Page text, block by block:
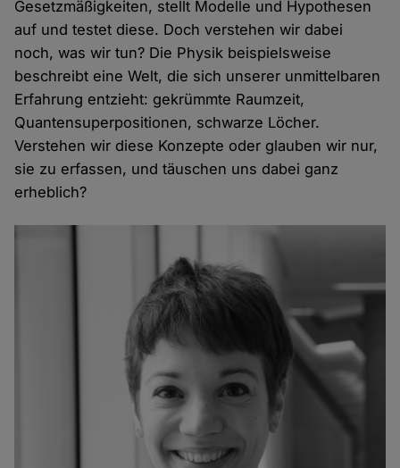
Gesetzmäßigkeiten, stellt Modelle und Hypothesen
auf und testet diese. Doch verstehen wir dabei
noch, was wir tun? Die Physik beispielsweise
beschreibt eine Welt, die sich unserer unmittelbaren
Erfahrung entzieht: gekrümmte Raumzeit,
Quantensuperpositionen, schwarze Löcher.
Verstehen wir diese Konzepte oder glauben wir nur,
sie zu erfassen, und täuschen uns dabei ganz
erheblich?